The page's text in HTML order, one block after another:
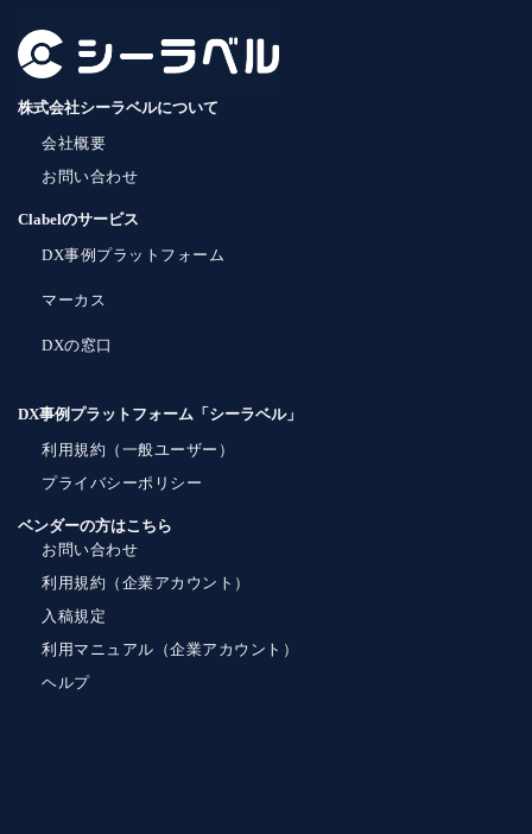
株式会社シーラベルについて
会社概要
お問い合わせ
Clabelのサービス
DX事例プラットフォーム
マーカス
DXの窓口
DX事例プラットフォーム「シーラベル」
利用規約（一般ユーザー）
プライバシーポリシー
ベンダーの方はこちら
お問い合わせ
利用規約（企業アカウント）
入稿規定
利用マニュアル（企業アカウント）
ヘルプ